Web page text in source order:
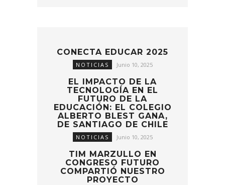
CONECTA EDUCAR 2025
NOTICIAS Junio 10, 2025
EL IMPACTO DE LA
TECNOLOGÍA EN EL
FUTURO DE LA
EDUCACIÓN: EL COLEGIO
ALBERTO BLEST GANA,
DE SANTIAGO DE CHILE
NOTICIAS Junio 10, 2025
TIM MARZULLO EN
CONGRESO FUTURO
COMPARTIÓ NUESTRO
PROYECTO